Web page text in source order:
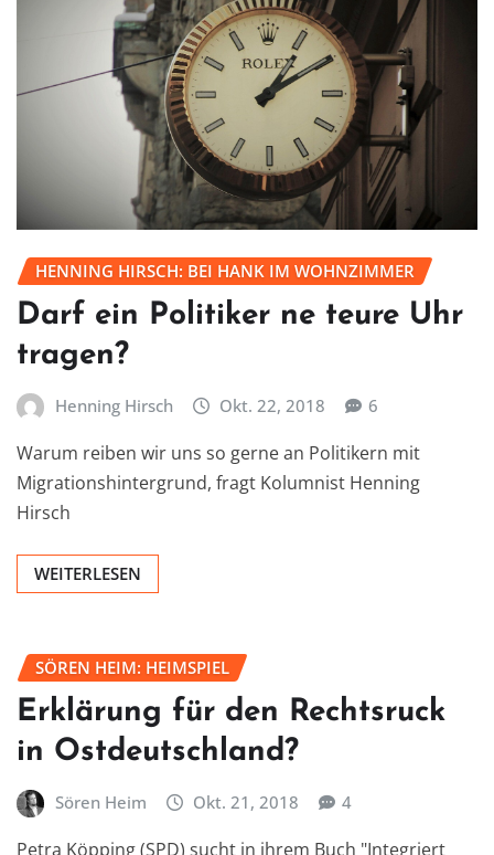
HENNING HIRSCH: BEI HANK IM WOHNZIMMER
Darf ein Politiker ne teure Uhr
tragen?
Henning Hirsch Okt. 22, 2018 6
Warum reiben wir uns so gerne an Politikern mit
Migrationshintergrund, fragt Kolumnist Henning
Hirsch
WEITERLESEN
SÖREN HEIM: HEIMSPIEL
Erklärung für den Rechtsruck
in Ostdeutschland?
Sören Heim Okt. 21, 2018 4
Petra Köpping (SPD) sucht in ihrem Buch "Integriert